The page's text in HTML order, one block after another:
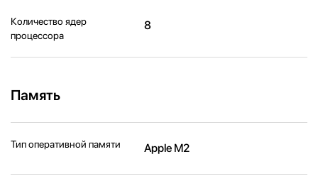
Количество ядер
процессора
8
Память
Тип оперативной памяти Apple M2